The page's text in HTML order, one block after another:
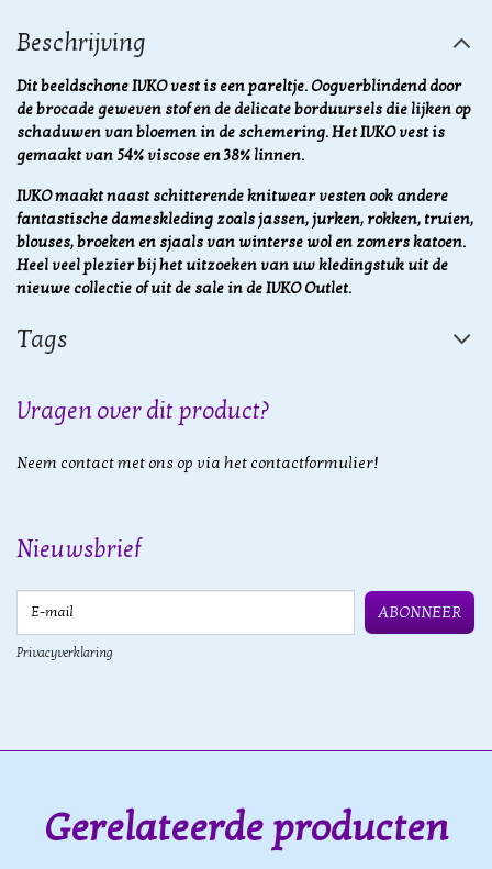
Beschrijving
Dit beeldschone IVKO vest is een pareltje. Oogverblindend door
de brocade geweven stof en de delicate borduursels die lijken op
schaduwen van bloemen in de schemering. Het IVKO vest is
gemaakt van 54% viscose en 38% linnen.
IVKO maakt naast schitterende knitwear vesten ook andere
fantastische dameskleding zoals jassen, jurken, rokken, truien,
blouses, broeken en sjaals van winterse wol en zomers katoen.
Heel veel plezier bij het uitzoeken van uw kledingstuk uit de
nieuwe collectie of uit de sale in de IVKO Outlet.
Tags
Vragen over dit product?
Neem contact met ons op via het contactformulier!
Nieuwsbrief
ABONNEER
Privacyverklaring
Gerelateerde producten